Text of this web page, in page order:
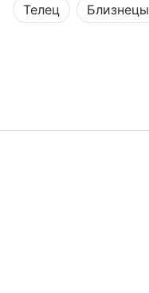
Телец Близнецы